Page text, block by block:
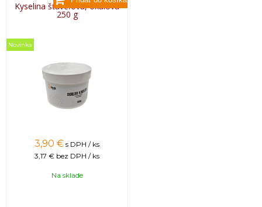
Kyselina šťaveľová, oxálová
250 g
Novinka
3,90 € s DPH / ks
3,17 € bez DPH / ks
Na sklade